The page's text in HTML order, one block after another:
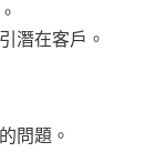
潛在客戶。
問題。